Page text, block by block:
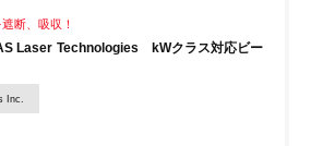
断、吸収！
Laser Technologies kWクラス対応ビー
Inc.